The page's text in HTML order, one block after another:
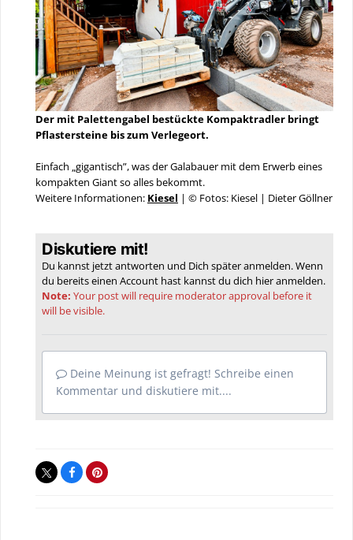
Der mit Palettengabel bestückte Kompaktradler bringt
Pflastersteine bis zum Verlegeort.
Einfach „gigantisch”, was der Galabauer mit dem Erwerb eines
kompakten Giant so alles bekommt.
Weitere Informationen: Kiesel | © Fotos: Kiesel | Dieter Göllner
Diskutiere mit!
Du kannst jetzt antworten und Dich später anmelden. Wenn
du bereits einen Account hast kannst du dich hieranmelden.
Note: Your post will require moderator approval before it
will be visible.
Deine Meinung ist gefragt! Schreibe einen
Kommentar und diskutiere mit....